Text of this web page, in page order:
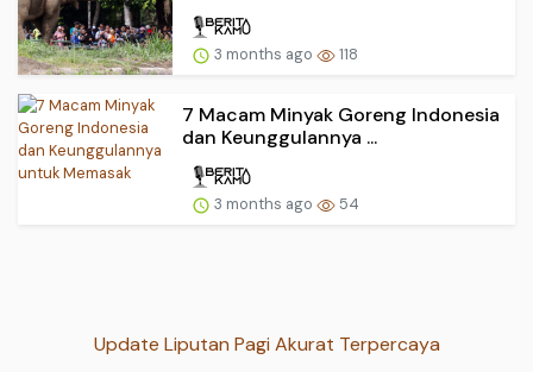
3 months ago 118
7 Macam Minyak Goreng Indonesia
dan Keunggulannya ...
3 months ago 54
Update Liputan Pagi Akurat Terpercaya